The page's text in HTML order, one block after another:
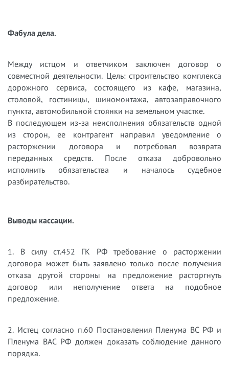
Фабула дела.
Между истцом и ответчиком заключен договор о
совместной деятельности. Цель: строительство комплекса
дорожного сервиса, состоящего из кафе, магазина,
столовой, гостиницы, шиномонтажа, автозаправочного
пункта, автомобильной стоянки на земельном участке.
В последующем из-за неисполнения обязательств одной
из сторон, ее контрагент направил уведомление о
расторжении договора и потребовал возврата
переданных средств. После отказа добровольно
исполнить обязательства и началось судебное
разбирательство.
Выводы кассации.
1. В силу ст.452 ГК РФ требование о расторжении
договора может быть заявлено только после получения
отказа другой стороны на предложение расторгнуть
договор или неполучение ответа на подобное
предложение.
2. Истец согласно п.60 Постановления Пленума ВС РФ и
Пленума ВАС РФ должен доказать соблюдение данного
порядка.